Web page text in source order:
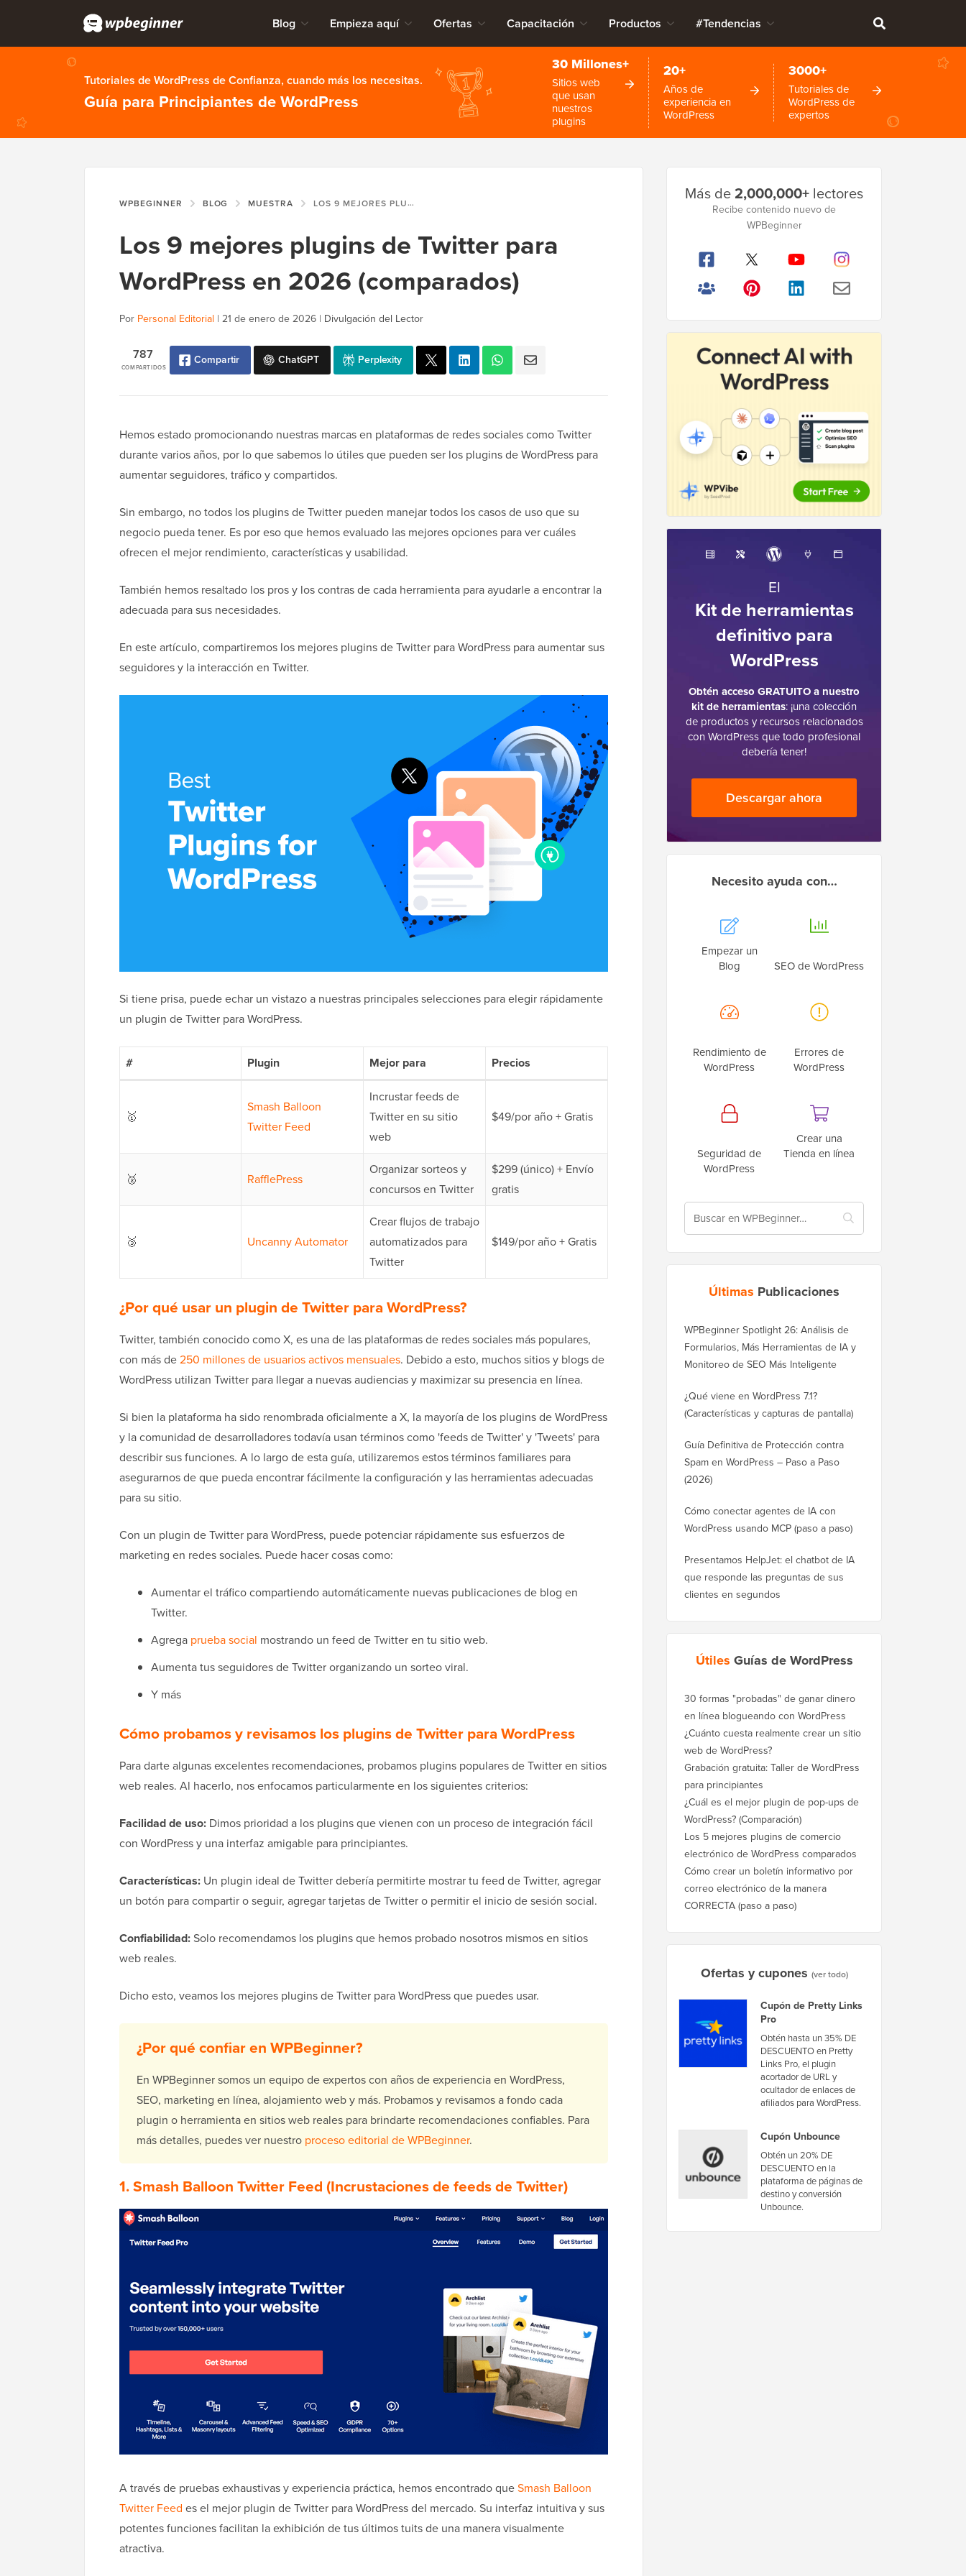
Blog Empieza aquí Ofertas Capacitación Productos #Tendencias
Tutoriales de WordPress de Confianza, cuando más los necesitas.
Guía para Principiantes de WordPress
30 Millones+
Sitios web
que usan
nuestros
plugins
20+
Años de
experiencia en
WordPress
3000+
Tutoriales de
WordPress de
expertos
WPBEGINNER BLOG MUESTRA LOS 9 MEJORES PLUGINS DE TWITTER PARA WORDPRESS EN 2026 (COMPARADOS)
Los 9 mejores plugins de Twitter para
WordPress en 2026 (comparados)
Por Personal Editorial | 21 de enero de 2026 | Divulgación del Lector
COMPARTIDOS
787 Compartir ChatGPT Perplexity
Hemos estado promocionando nuestras marcas en plataformas de redes sociales como Twitter
durante varios años, por lo que sabemos lo útiles que pueden ser los plugins de WordPress para
aumentar seguidores, tráfico y compartidos.
Sin embargo, no todos los plugins de Twitter pueden manejar todos los casos de uso que su
negocio pueda tener. Es por eso que hemos evaluado las mejores opciones para ver cuáles
ofrecen el mejor rendimiento, características y usabilidad.
También hemos resaltado los pros y los contras de cada herramienta para ayudarle a encontrar la
adecuada para sus necesidades.
En este artículo, compartiremos los mejores plugins de Twitter para WordPress para aumentar sus
seguidores y la interacción en Twitter.
Si tiene prisa, puede echar un vistazo a nuestras principales selecciones para elegir rápidamente
un plugin de Twitter para WordPress.
# Plugin Mejor para Precios
🥇
Smash Balloon
Twitter Feed
Incrustar feeds de
Twitter en su sitio
web
$49/por año + Gratis
🥈 RafflePress
Organizar sorteos y
concursos en Twitter
$299 (único) + Envío
gratis
🥉 Uncanny Automator
Crear flujos de trabajo
automatizados para
Twitter
$149/por año + Gratis
¿Por qué usar un plugin de Twitter para WordPress?
Twitter, también conocido como X, es una de las plataformas de redes sociales más populares,
con más de250 millones de usuarios activos mensuales. Debido a esto, muchos sitios y blogs de
WordPress utilizan Twitter para llegar a nuevas audiencias y maximizar su presencia en línea.
Si bien la plataforma ha sido renombrada oficialmente a X, la mayoría de los plugins de WordPress
y la comunidad de desarrolladores todavía usan términos como 'feeds de Twitter' y 'Tweets' para
describir sus funciones. A lo largo de esta guía, utilizaremos estos términos familiares para
asegurarnos de que pueda encontrar fácilmente la configuración y las herramientas adecuadas
para su sitio.
Con un plugin de Twitter para WordPress, puede potenciar rápidamente sus esfuerzos de
marketing en redes sociales. Puede hacer cosas como:
Aumentar el tráfico compartiendo automáticamente nuevas publicaciones de blog en
Twitter.
Agrega prueba social mostrando un feed de Twitter en tu sitio web.
Aumenta tus seguidores de Twitter organizando un sorteo viral.
Y más
Cómo probamos y revisamos los plugins de Twitter para WordPress
Para darte algunas excelentes recomendaciones, probamos plugins populares de Twitter en sitios
web reales. Al hacerlo, nos enfocamos particularmente en los siguientes criterios:
Facilidad de uso: Dimos prioridad a los plugins que vienen con un proceso de integración fácil
con WordPress y una interfaz amigable para principiantes.
Características: Un plugin ideal de Twitter debería permitirte mostrar tu feed de Twitter, agregar
un botón para compartir o seguir, agregar tarjetas de Twitter o permitir el inicio de sesión social.
Confiabilidad:Solo recomendamos los plugins que hemos probado nosotros mismos en sitios
web reales.
Dicho esto, veamos los mejores plugins de Twitter para WordPress que puedes usar.
¿Por qué confiar en WPBeginner?
En WPBeginner somos un equipo de expertos con años de experiencia en WordPress,
SEO, marketing en línea, alojamiento web y más. Probamos y revisamos a fondo cada
plugin o herramienta en sitios web reales para brindarte recomendaciones confiables. Para
más detalles, puedes ver nuestro proceso editorial de WPBeginner.
1.Smash Balloon Twitter Feed(Incrustaciones de feeds de Twitter)
A través de pruebas exhaustivas y experiencia práctica, hemos encontrado queSmash Balloon
Twitter Feed es el mejor plugin de Twitter para WordPress del mercado. Su interfaz intuitiva y sus
potentes funciones facilitan la exhibición de tus últimos tuits de una manera visualmente
atractiva.
lateral
Más de2,000,000+ lectores
Recibe contenido nuevo de
WPBeginner
El
Kit de herramientas
definitivo para
WordPress
Obtén acceso GRATUITO a nuestro
kit de herramientas: ¡una colección
de productos y recursos relacionados
con WordPress que todo profesional
debería tener!
Descargar ahora
Necesito ayuda con…
Empezar un
Blog
SEO de WordPress
Rendimiento de
WordPress
Errores de
WordPress
Seguridad de
WordPress
Crear una
Tienda en línea
Últimas Publicaciones
WPBeginner Spotlight 26: Análisis de
Formularios, Más Herramientas de IA y
Monitoreo de SEO Más Inteligente
¿Qué viene en WordPress 7.1?
(Características y capturas de pantalla)
Guía Definitiva de Protección contra
Spam en WordPress – Paso a Paso
(2026)
Cómo conectar agentes de IA con
WordPress usando MCP (paso a paso)
Presentamos HelpJet: el chatbot de IA
que responde las preguntas de sus
clientes en segundos
Útiles Guías de WordPress
30 formas "probadas" de ganar dinero
en línea blogueando con WordPress
¿Cuánto cuesta realmente crear un sitio
web de WordPress?
Grabación gratuita: Taller de WordPress
para principiantes
¿Cuál es el mejor plugin de pop-ups de
WordPress? (Comparación)
Los 5 mejores plugins de comercio
electrónico de WordPress comparados
Cómo crear un boletín informativo por
correo electrónico de la manera
CORRECTA (paso a paso)
Ofertas y cupones (ver todo)
Cupón de Pretty Links
Pro
Obtén hasta un 35% DE
DESCUENTO en Pretty
Links Pro, el plugin
acortador de URL y
ocultador de enlaces de
afiliados para WordPress.
Cupón Unbounce
Obtén un 20% DE
DESCUENTO en la
plataforma de páginas de
destino y conversión
Unbounce.